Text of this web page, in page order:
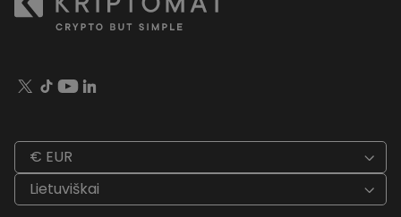
€ EUR
Lietuviškai